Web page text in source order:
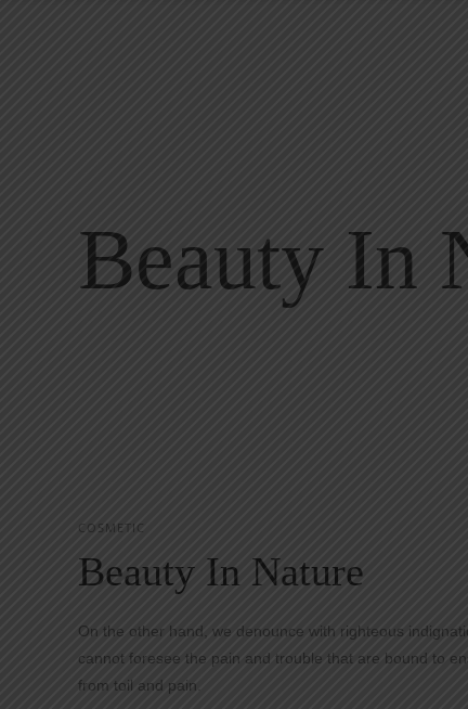
Beauty In
COSMETIC
Beauty In Nature
On the other hand, we denounce with righteous
cannot foresee the pain and trouble that are bound to
from toil and pain.